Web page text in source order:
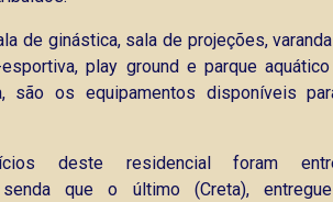
de ginástica, sala de projeções,
play ground e parque
são os equipamentos disponíveis
deste residencial foram
senda que o último (Creta),